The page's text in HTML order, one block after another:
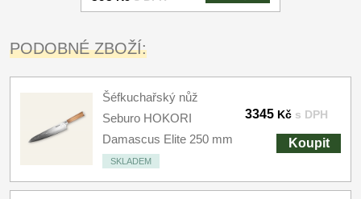
PODOBNÉ ZBOŽÍ:
Šéfkuchařský nůž
Seburo HOKORI
Damascus Elite 250 mm
SKLADEM
3345 Kč s DPH
Koupit